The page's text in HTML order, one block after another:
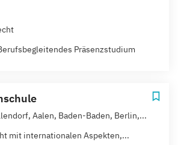
Präsenzstudium
Aalen, Baden-Baden, Berlin,...
mit internationalen Aspekten,...